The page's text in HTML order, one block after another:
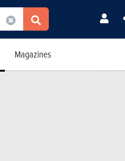
Magazines